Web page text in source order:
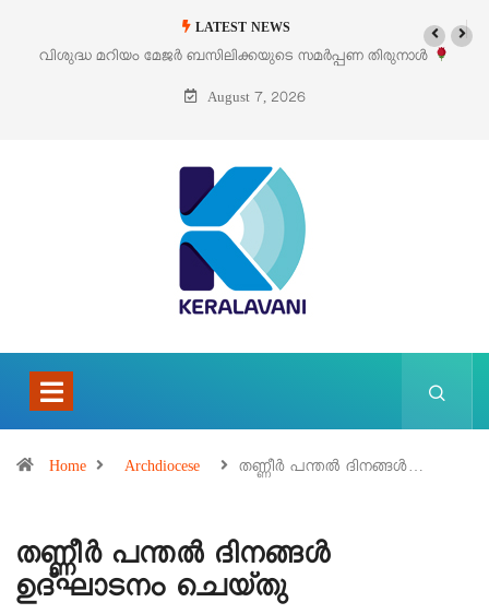
LATEST NEWS
തിരുനാൾ
‘പെറ്റൽസ്’ ലൈഫ് സ്റ്റൈൽ എക്സിബിഷനും
August 7, 2026
Home Archdiocese തണ്ണീർ പന്തൽ ദിനങ്ങൾ…
തണ്ണീർ പന്തൽ ദിനങ്ങൾ
ഉദ്ഘാടനം ചെയ്തു